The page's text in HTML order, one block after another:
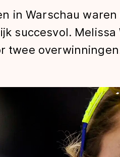
in Warschau
succesvol. Melissa
twee